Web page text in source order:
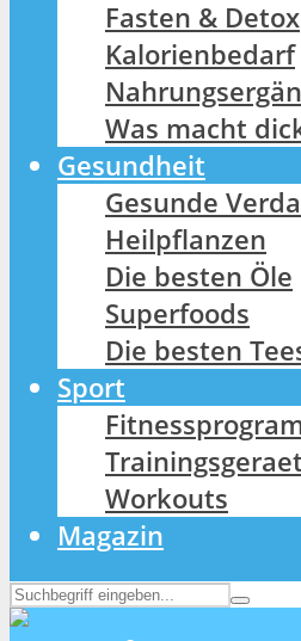
Fasten & Detox
Kalorienbedarf
Was macht
Gesundheit
Gesunde
Heilpflanzen
Die besten Öle
Superfoods
Die besten
Sport
Workouts
Magazin